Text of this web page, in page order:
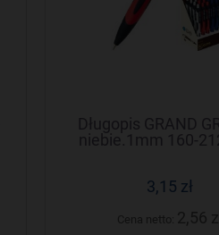
Długopis GRAND
niebie.1mm 160-
3,15 zł